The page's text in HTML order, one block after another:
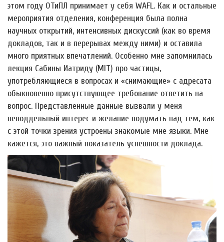
этом году ОТиПЛ принимает у себя WAFL. Как и остальные
мероприятия отделения, конференция была полна
научных открытий, интенсивных дискуссий (как во время
докладов, так и в перерывах между ними) и оставила
много приятных впечатлений. Особенно мне запомнилась
лекция Сабины Иатриду (MIT) про частицы,
употребляющиеся в вопросах и «снимающие» с адресата
обыкновенно присутствующее требование ответить на
вопрос. Представленные данные вызвали у меня
неподдельный интерес и желание подумать над тем, как
с этой точки зрения устроены знакомые мне языки. Мне
кажется, это важный показатель успешности доклада.